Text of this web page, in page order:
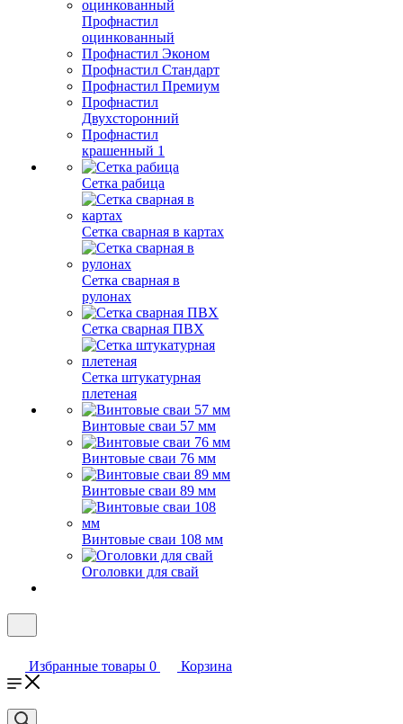
Профнастил
оцинкованный
Профнастил Эконом
Профнастил Стандарт
Профнастил Премиум
Профнастил
Двухсторонний
Профнастил
крашенный 1
Сетка рабица
Сетка сварная в картах
Сетка сварная в
рулонах
Сетка сварная ПВХ
Сетка штукатурная
плетеная
Винтовые сваи 57 мм
Винтовые сваи 76 мм
Винтовые сваи 89 мм
Винтовые сваи 108 мм
Оголовки для свай
Избранные товары 0 Корзина